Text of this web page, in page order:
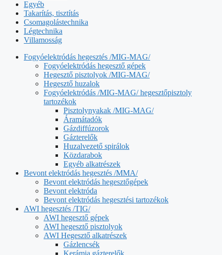
Egyéb
Takarítás, tisztítás
Csomagolástechnika
Légtechnika
Villamosság
Fogyóelektródás hegesztés /MIG-MAG/
Fogyóelektródás hegesztő gépek
Hegesztő pisztolyok /MIG-MAG/
Hegesztő huzalok
Fogyóelektródás /MIG-MAG/ hegesztőpisztoly
tartozékok
Pisztolynyakak /MIG-MAG/
Áramátadók
Gázdiffúzorok
Gázterelők
Huzalvezető spirálok
Közdarabok
Egyéb alkatrészek
Bevont elektródás hegesztés /MMA/
Bevont elektródás hegesztőgépek
Bevont elektróda
Bevont elektródás hegesztési tartozékok
AWI hegesztés /TIG/
AWI hegesztő gépek
AWI hegesztő pisztolyok
AWI Hegesztő alkatrészek
Gázlencsék
Kerámia gázterelők